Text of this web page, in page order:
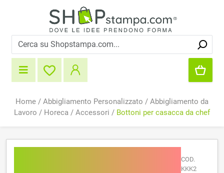
Home / Abbigliamento Personalizzato / Abbigliamento da
Lavoro / Horeca / Accessori / Bottoni per casacca da chef
COD.
KKK2